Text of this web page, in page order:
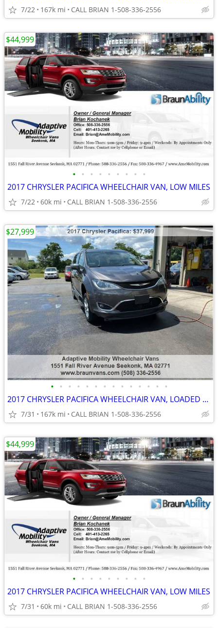
7/22 167k mi CALL BRIAN 1-508-336-2556
• • • • • • • • •
2017 CHRYSLER PACIFICA WHEELCHAIR VAN, LOW MILES
7/22 60k mi CALL BRIAN 1-508-336-2556
$44,999
• • • • • • • • • • • • • •
2017 CHRYSLER PACIFICA WHEELCHAIR VAN, LOADED FULL POWER
7/31 167k mi CALL BRIAN 1-508-336-2556
$27,999
• • • • • • • • •
2017 CHRYSLER PACIFICA WHEELCHAIR VAN, LOW MILES
7/31 60k mi CALL BRIAN 1-508-336-2556
$44,999